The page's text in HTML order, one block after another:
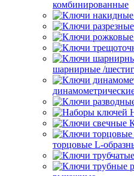
комбинированные
шарнирные /
торцовые L-